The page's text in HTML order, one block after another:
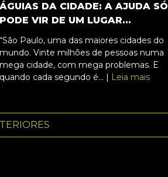
ÁGUIAS DA CIDADE: A AJUDA SÓ
PODE VIR DE UM LUGAR...
“São Paulo, uma das maiores cidades do
mundo. Vinte milhões de pessoas numa
mega cidade, com mega problemas. E
quando cada segundo é... | Leia mais